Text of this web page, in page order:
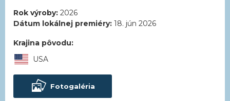
Rok výroby: 2026
Dátum lokálnej premiéry: 18. jún 2026
Krajina pôvodu:
USA
Fotogaléria